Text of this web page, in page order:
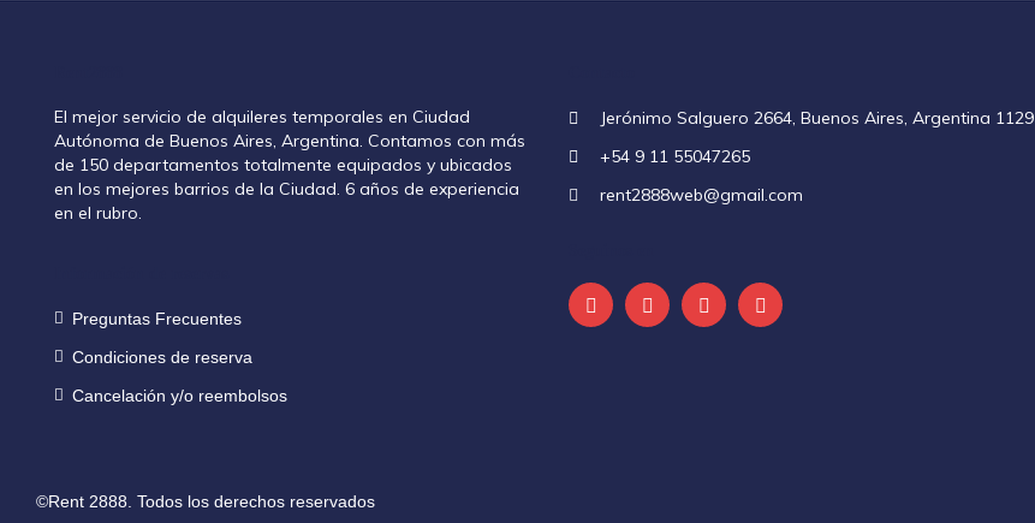
El mejor servicio de alquileres temporales en Ciudad
Autónoma de Buenos Aires, Argentina. Contamos con más
de 150 departamentos totalmente equipados y ubicados
en los mejores barrios de la Ciudad. 6 años de experiencia
en el rubro.
Preguntas Frecuentes
Condiciones de reserva
Cancelación y/o reembolsos
Jerónimo Salguero 2664, Buenos Aires, Argentina 1129
+54 9 11 55047265
rent2888web@gmail.com
©Rent 2888. Todos los derechos reservados